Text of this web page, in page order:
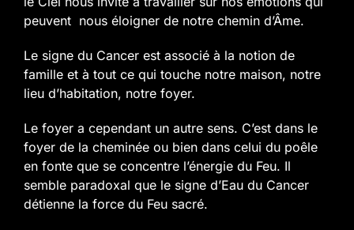
peuvent nous éloigner de notre chemin d’Âme.
Le signe du Cancer est associé à la notion de
famille et à tout ce qui touche notre maison, notre
lieu d’habitation, notre foyer.
Le foyer a cependant un autre sens. C’est dans le
foyer de la cheminée ou bien dans celui du poêle
en fonte que se concentre l’énergie du Feu. Il
semble paradoxal que le signe d’Eau du Cancer
détienne la force du Feu sacré.